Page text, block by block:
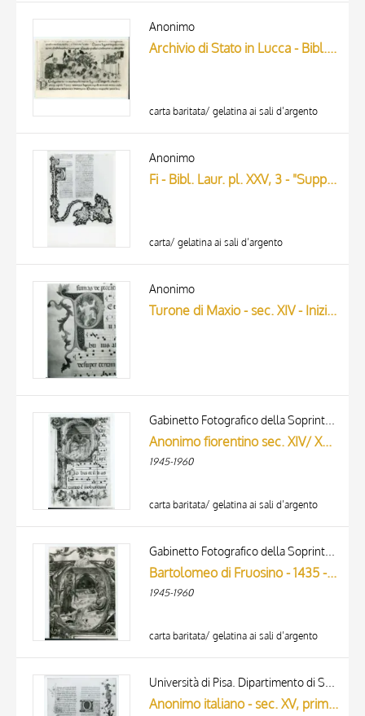
Anonimo
Archivio di Stato in Lucca - Bibl. Ms n° 107 c. 165r. Sercambi G. Cronaca - Castelvecchio di Compito
carta baritata/ gelatina ai sali d’argento
Anonimo
Fi - Bibl. Laur. pl. XXV, 3 - "Supplicationes variae"
carta/ gelatina ai sali d’argento
Anonimo
Turone di Maxio - sec. XIV - Iniziale P; Iniziale abitata; Iniziale figurata; Putto; Motivo decorativo antropomorfo, Notazione musicale
Anonimo fiorentino sec. XIV/ XV - 1429 - Prato, Museo dell'Opera del Duomo, ms. D, una pagina miniata
1945-1960
carta baritata/ gelatina ai sali d’argento
Bartolomeo di Fruosino - 1435 - Prato, Archivio Storico Diocesano, Archivio del Capitolo della Cattedrale, ms. 6 (già C), particolare di un foglio
1945-1960
carta baritata/ gelatina ai sali d’argento
Anonimo italiano - sec. XV, prima metà - Lucca, Biblioteca Capitolare Feliniana, Ms. 594, f. 9r, intero